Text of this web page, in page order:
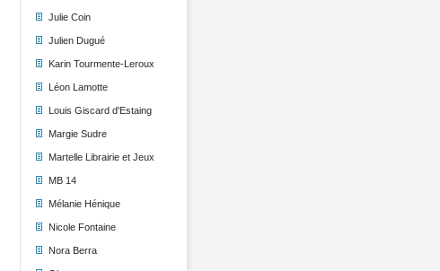
Julie Coin
Julien Dugué
Karin Tourmente-Leroux
Léon Lamotte
Louis Giscard d'Estaing
Margie Sudre
Martelle Librairie et Jeux
MB 14
Mélanie Hénique
Nicole Fontaine
Nora Berra